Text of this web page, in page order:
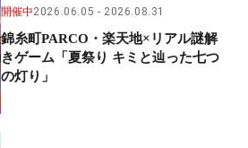
開催中2026.06.05 2026.08.31
錦糸町PARCO・楽天地×リアル謎解
きゲーム「夏祭り キミと辿った七つ
の灯り」